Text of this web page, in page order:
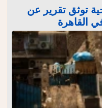
توثق تقرير عن
القاهرة